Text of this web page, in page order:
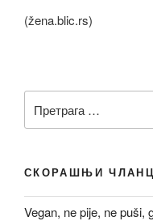
(žena.blic.rs)
за:
СКОРАШЊИ
Vegan, ne pije, ne puši,